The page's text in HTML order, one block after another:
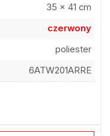
35 x 41 cm
czerwony
poliester
6ATW201ARRE